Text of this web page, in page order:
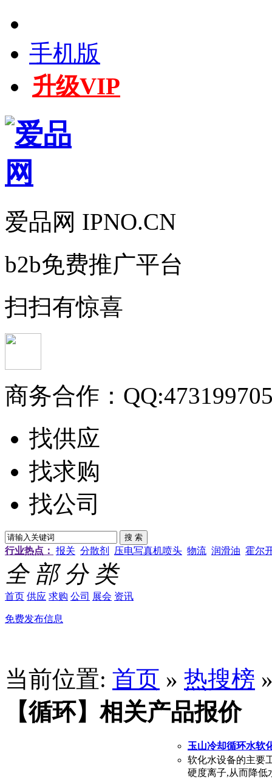
手机版
升级VIP
爱品网 IPNO.CN
b2b免费推广平台
扫扫有惊喜
商务合作：
找供应
找求购
找公司
行业热点： 报关 分散剂 压电写真机喷头 物流 润滑油 霍尔
全 部 分 类
首页 供应 求购 公司 展会 资讯
免费发布信息
当前位置: 首页 » 热搜榜
【循环】相关产品报价
玉山冷却循环水软
软化水设备的主要
硬度离子,从而降低